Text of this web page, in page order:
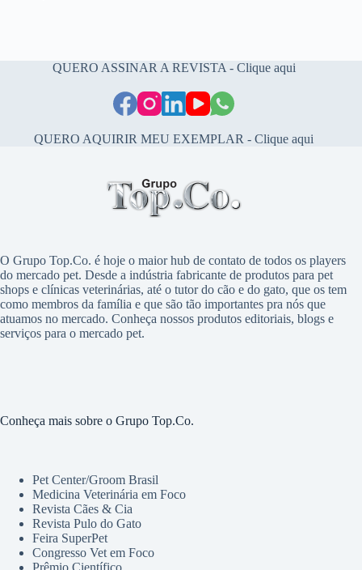
QUERO ASSINAR A REVISTA - Clique aqui
QUERO AQUIRIR MEU EXEMPLAR - Clique aqui
O Grupo Top.Co. é hoje o maior hub de contato de todos os players
do mercado pet. Desde a indústria fabricante de produtos para pet
shops e clínicas veterinárias, até o tutor do cão e do gato, que os tem
como membros da família e que são tão importantes pra nós que
atuamos no mercado. Conheça nossos produtos editoriais, blogs e
serviços para o mercado pet.
Conheça mais sobre o Grupo Top.Co.
Pet Center/Groom Brasil
Medicina Veterinária em Foco
Revista Cães & Cia
Revista Pulo do Gato
Feira SuperPet
Congresso Vet em Foco
Prêmio Científico